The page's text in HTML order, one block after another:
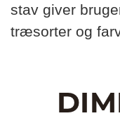
stav giver
træsorter og